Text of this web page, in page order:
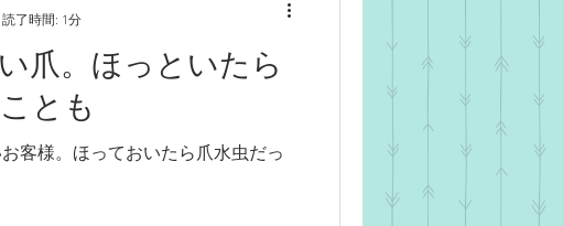
爪。ほっといたら
とも
客様。ほっておいたら爪水虫だっ
読了時間: 1分